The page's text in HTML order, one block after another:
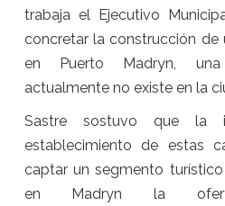
trabaja el Ejecutivo
concretar la construcción de
en Puerto Madryn, una
actualmente no existe en la
Sastre sostuvo que la
establecimiento de estas
captar un segmento
en Madryn la